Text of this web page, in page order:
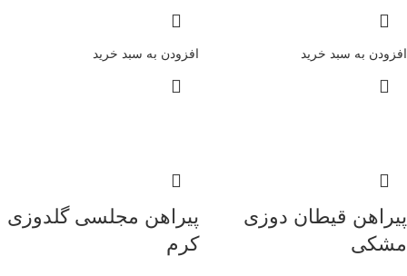
افزودن به سبد خرید افزودن به سبد خرید
پیراهن قیطان دوزی
مشکی
پیراهن مجلسی گلدوزی
کرم